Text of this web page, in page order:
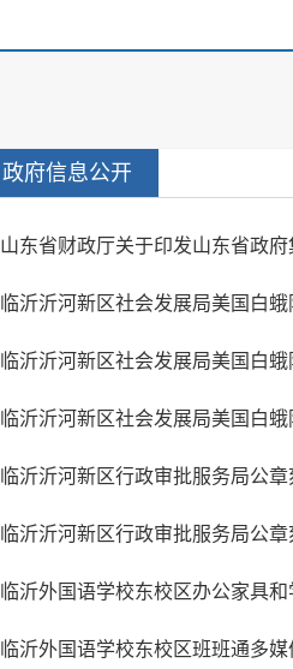
政府信息公开
山东省财政厅关于印发山东省政
临沂沂河新区社会发展局美国白
临沂沂河新区社会发展局美国白
临沂沂河新区社会发展局美国白
临沂沂河新区行政审批服务局公
临沂沂河新区行政审批服务局公
临沂外国语学校东校区办公家具
临沂外国语学校东校区班班通多